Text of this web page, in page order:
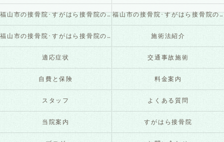
福山市の接骨院･すがはら接骨院の口コミ情報 福山市の接骨院･すがはら接骨院の評判
福山市の接骨院･すがはら接骨院のお客様の声 施術法紹介
適応症状 交通事故施術
自費と保険 料金案内
スタッフ よくある質問
当院案内 すがはら接骨院